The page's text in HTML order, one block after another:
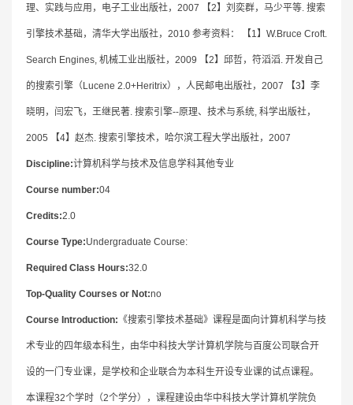
理、实践与应用，电子工业出版社，2007 【2】刘奕群，马少平等. 搜索
引擎技术基础，清华大学出版社，2010 参考资料： 【1】W.Bruce Croft.
Search Engines, 机械工业出版社，2009 【2】邱哲，符滔滔. 开发自己
的搜索引擎（Lucene 2.0+Heritrix），人民邮电出版社，2007 【3】李
晓明，闫宏飞，王继民著. 搜索引擎--原理、技术与系统, 科学出版社，
2005 【4】赵杰. 搜索引擎技术，哈尔滨工程大学出版社，2007
Discipline:计算机科学与技术及信息学科其他专业
Course number:04
Credits:2.0
Course Type:Undergraduate Course:
Required Class Hours:32.0
Top-Quality Courses or Not:no
Course Introduction: 《搜索引擎技术基础》课程是面向计算机科学与技
术专业的四年级本科生，由华中科技大学计算机学院与百度公司联合开
设的一门专业课，是学校和企业联合为本科生开设专业课的试点课程。
本课程32个学时（2个学分），课程建设由华中科技大学计算机学院负